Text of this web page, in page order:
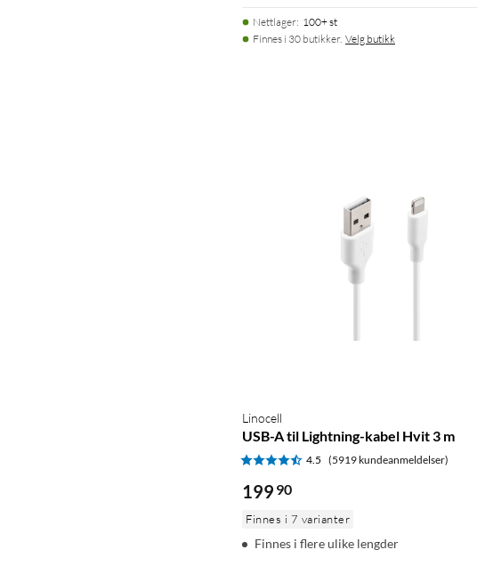
Nettlager: 100+ st
Finnes i 30 butikker. Velg butikk
Linocell
USB-A til Lightning-kabel Hvit 3 m
4.5 (5919 kundeanmeldelser)
199 90
Finnes i 7 varianter
Finnes i flere ulike lengder